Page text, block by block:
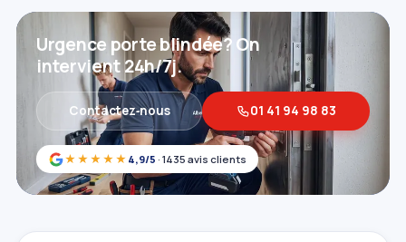
★★★★★ 4,9/5 · 1435 avis clients
Urgence porte blindée? On
intervient 24h/7j.
Contactez‑nous 01 41 94 98 83